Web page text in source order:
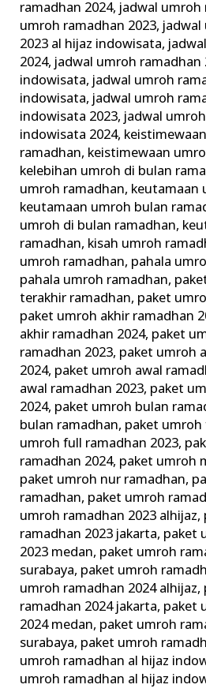
ramadhan 2024, jadwal umroh
umroh ramadhan 2023, jadwal
2023 al hijaz indowisata,
2024, jadwal umroh ramadhan
indowisata, jadwal umroh
indowisata, jadwal umroh
indowisata 2023, jadwal
indowisata 2024,
ramadhan, keistimewaan
kelebihan umroh di bulan
umroh ramadhan, keutamaan
keutamaan umroh bulan
umroh di bulan ramadhan,
ramadhan, kisah umroh
umroh ramadhan, pahala
pahala umroh ramadhan,
terakhir ramadhan, paket
paket umroh akhir ramadhan
akhir ramadhan 2024, paket
ramadhan 2023, paket umroh
2024, paket umroh awal
awal ramadhan 2023, paket
2024, paket umroh bulan
bulan ramadhan, paket umroh
umroh full ramadhan 2023,
ramadhan 2024, paket umroh
paket umroh nur ramadhan,
ramadhan, paket umroh
umroh ramadhan 2023 alhijaz,
ramadhan 2023 jakarta, paket
2023 medan, paket umroh
surabaya, paket umroh
umroh ramadhan 2024 alhijaz,
ramadhan 2024 jakarta, paket
2024 medan, paket umroh
surabaya, paket umroh
umroh ramadhan al hijaz
umroh ramadhan al hijaz